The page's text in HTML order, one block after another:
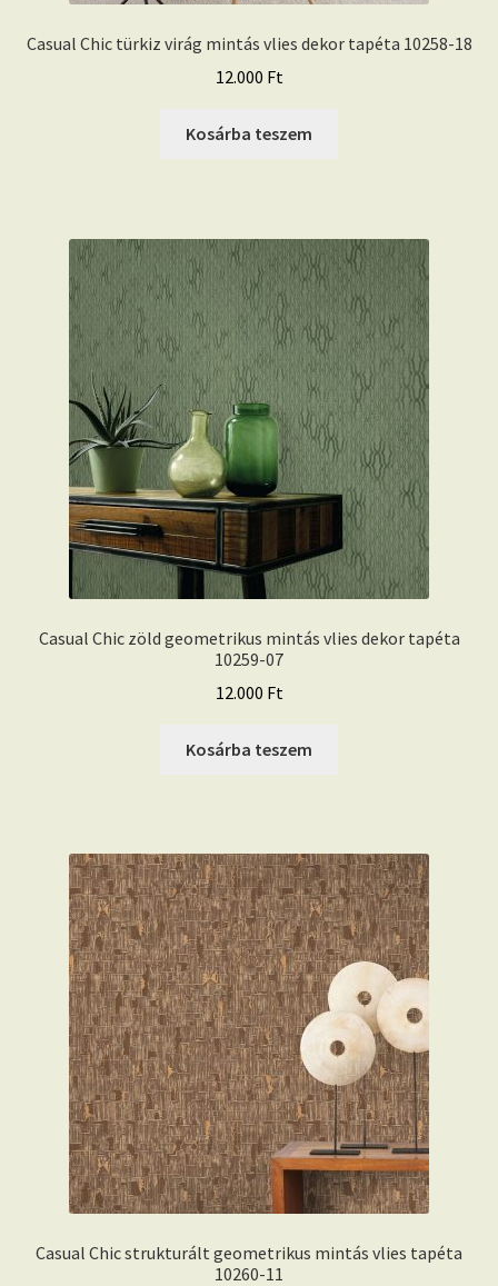
Casual Chic türkiz virág mintás vlies dekor tapéta 10258-18
12.000 Ft
Kosárba teszem
Casual Chic zöld geometrikus mintás vlies dekor tapéta
10259-07
12.000 Ft
Kosárba teszem
Casual Chic strukturált geometrikus mintás vlies tapéta
10260-11